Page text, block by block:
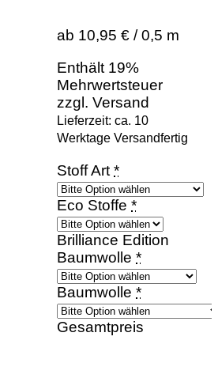
ab 10,95 € / 0,5 m
Enthält 19%
Mehrwertsteuer
zzgl. Versand
Lieferzeit: ca. 10
Werktage Versandfertig
Stoff Art *
Eco Stoffe *
Brilliance Edition
Baumwolle *
Baumwolle *
Gesamtpreis